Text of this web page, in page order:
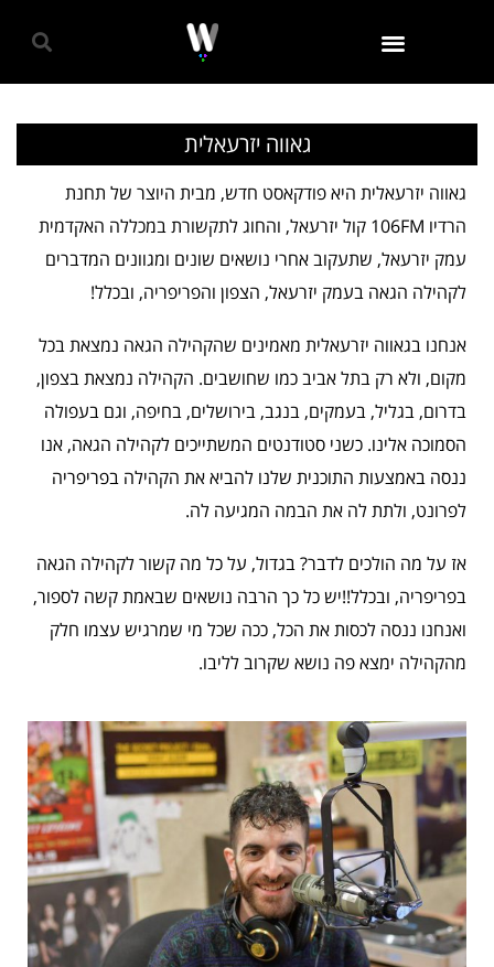
גאווה יזרעאלית
גאווה יזרעאלית היא פודקאסט חדש, מבית היוצר של תחנת
הרדיו 106FM קול יזרעאל, והחוג לתקשורת במכללה האקדמית
עמק יזרעאל, שתעקוב אחרי נושאים שונים ומגוונים המדברים
לקהילה הגאה בעמק יזרעאל, הצפון והפריפריה, ובכלל!
אנחנו בגאווה יזרעאלית מאמינים שהקהילה הגאה נמצאת בכל
מקום, ולא רק בתל אביב כמו שחושבים. הקהילה נמצאת בצפון,
בדרום, בגליל, בעמקים, בנגב, בירושלים, בחיפה, וגם בעפולה
הסמוכה אלינו. כשני סטודנטים המשתייכים לקהילה הגאה, אנו
ננסה באמצעות התוכנית שלנו להביא את הקהילה בפריפריה
לפרונט, ולתת לה את הבמה המגיעה לה.
אז על מה הולכים לדבר? בגדול, על כל מה קשור לקהילה הגאה
בפריפריה, ובכלל!!יש כל כך הרבה נושאים שבאמת קשה לספור,
ואנחנו ננסה לכסות את הכל, ככה שכל מי שמרגיש עצמו חלק
מהקהילה ימצא פה נושא שקרוב לליבו.